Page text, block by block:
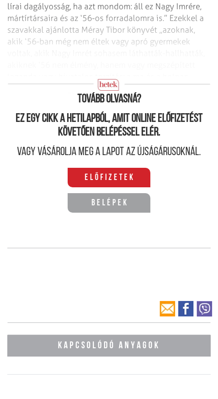
lírai dagályosság, ha azt mondom: áll ez Nagy Imrére,
mártírtársaira és az ‘56-os forradalomra is.” Ezekkel a
szavakkal ajánlotta Méray Tibor könyvét „azoknak,
akik ‘56-ban még nem éltek vagy apró gyermekek
minden idők magyar fiataljainak”.
Tovább olvasná?
Ez egy cikk a hetilapból, amit online előfizetést
követően belépéssel elér.
Vagy vásárolja meg a lapot az újságárusoknál.
Előfizetek
Belépek
KAPCSOLÓDÓ ANYAGOK